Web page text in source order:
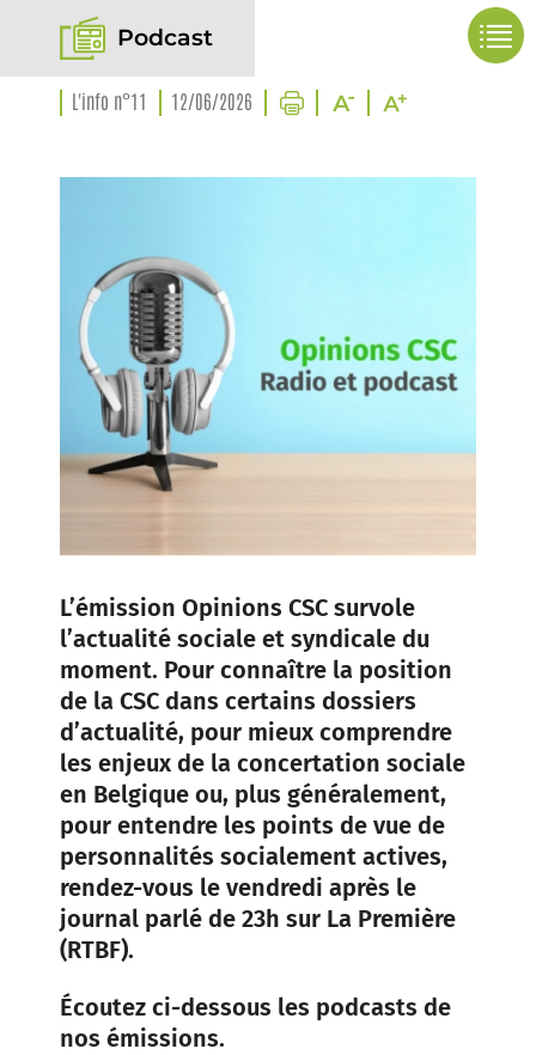
Podcast
L'info n°11 12/06/2026
L’émission Opinions CSC survole
l’actualité sociale et syndicale du
moment. Pour connaître la position
de la CSC dans certains dossiers
d’actualité, pour mieux comprendre
les enjeux de la concertation sociale
en Belgique ou, plus généralement,
pour entendre les points de vue de
personnalités socialement actives,
rendez-vous le vendredi après le
journal parlé de 23h sur La Première
(RTBF).
Écoutez ci-dessous les podcasts de
nos émissions.